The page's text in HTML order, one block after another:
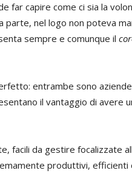
far capire come ci sia la
parte, nel logo non poteva
sempre e comunque il
entrambe sono
il vantaggio di avere
facili da gestire focalizzate
produttivi, efficienti